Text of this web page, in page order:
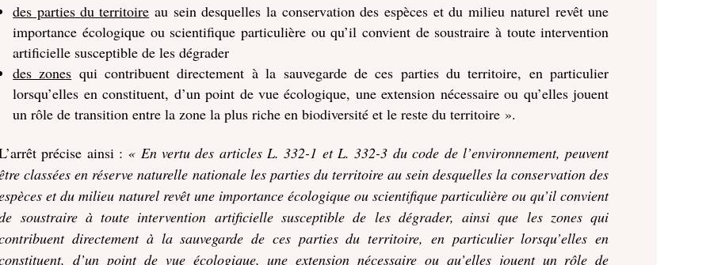
des partiesdu territoire au sein desquelles la conservation des espèces et du milieu naturel revêt une
importance écologique ou scientifique particulière ou qu’il convient de soustraire à toute intervention
artificielle susceptible de les dégrader
des zones qui contribuent directement à la sauvegarde de ces parties du territoire, en particulier
lorsqu’elles en constituent, d’un point de vue écologique, une extension nécessaire ou qu’elles jouent
un rôle de transition entre la zone la plus riche en biodiversité et le reste du territoire ».
précise ainsi : « En vertu des articles L. 332-1 et L. 332-3 du code de l’environnement, peuvent
classées en réserve naturelle nationale les parties du territoire au sein desquelles la conservation des
et du milieu naturel revêt une importance écologique ou scientifique particulière ou qu’il convient
soustraire à toute intervention artificielle susceptible de les dégrader, ainsi que les zones qui
directement à la sauvegarde de ces parties du territoire, en particulier lorsqu’elles en
d’un point de vue écologique, une extension nécessaire ou qu’elles jouent un rôle de